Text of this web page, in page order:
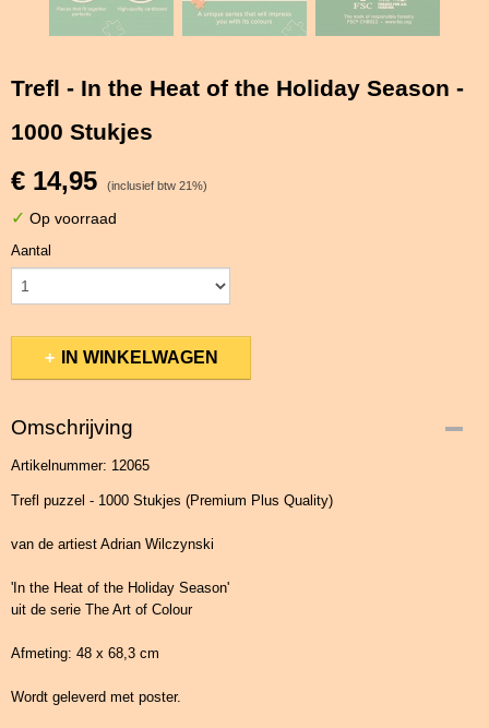
Trefl - In the Heat of the Holiday Season -
1000 Stukjes
€ 14,95 (inclusief btw 21%)
✓ Op voorraad
Aantal
IN WINKELWAGEN
Omschrijving
Artikelnummer: 12065
Trefl puzzel - 1000 Stukjes (Premium Plus Quality)
van de artiest Adrian Wilczynski
'In the Heat of the Holiday Season'
uit de serie The Art of Colour
Afmeting: 48 x 68,3 cm
Wordt geleverd met poster.